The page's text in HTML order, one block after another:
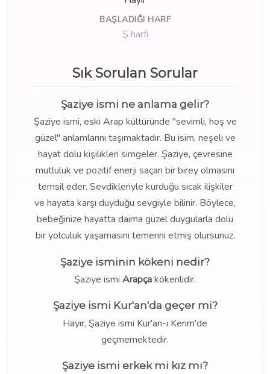
BAŞLADIĞI HARF
Ş harfi
Sık Sorulan Sorular
Şaziye ismi ne anlama gelir?
Şaziye ismi, eski Arap kültüründe "sevimli, hoş ve
güzel" anlamlarını taşımaktadır. Bu isim, neşeli ve
hayat dolu kişilikleri simgeler. Şaziye, çevresine
mutluluk ve pozitif enerji saçan bir birey olmasını
temsil eder. Sevdikleriyle kurduğu sıcak ilişkiler
ve hayata karşı duyduğu sevgiyle bilinir. Böylece,
bebeğinize hayatta daima güzel duygularla dolu
bir yolculuk yaşamasını temenni etmiş olursunuz.
Şaziye isminin kökeni nedir?
Şaziye ismi Arapçakökenlidir.
Şaziye ismi Kur'an'da geçer mi?
Hayır, Şaziye ismi Kur'an-ı Kerim'de
geçmemektedir.
Şaziye ismi erkek mi kız mı?